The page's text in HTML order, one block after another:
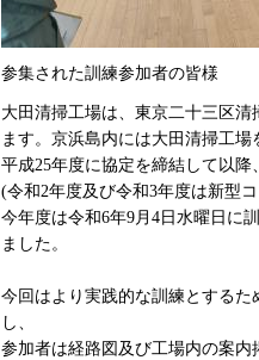
参集された訓練参加者の皆様
大田清掃工場は、東京二十三区
ます。京浜島内には大田清掃工場
平成25年度に協定を締結して以降
(令和2年度及び令和3年度は新型
今年度は令和6年9月4日水曜日に
ました。
今回はより実践的な訓練とする
し、
参加者は経路図及び工場内の案内